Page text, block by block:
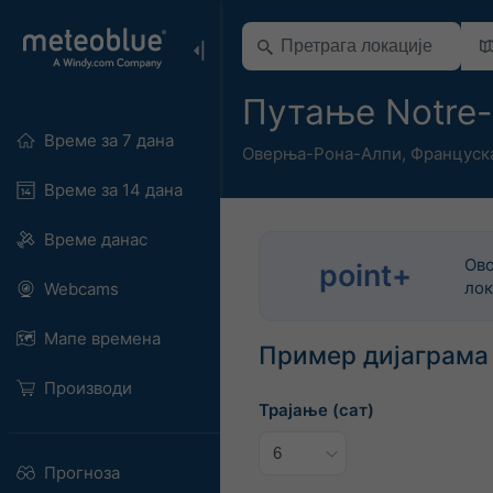
Време за 7 дана
Време за 14 дана
Време данас
Webcams
Мапе времена
Производи
Прогноза
Путање
Оверња-Рона-Алпи,
point+
Пример дијаграма
Трајање (сат)